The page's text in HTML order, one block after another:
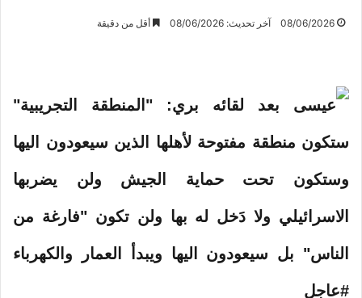
08/06/2026 آخر تحديث: 08/06/2026 أقل من دقيقة